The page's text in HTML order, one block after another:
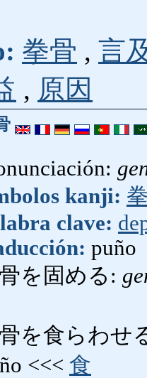
拳骨 , 言
, 原因
kanji:
clave:
puño
を固める:
を食らわせ
<<< 食